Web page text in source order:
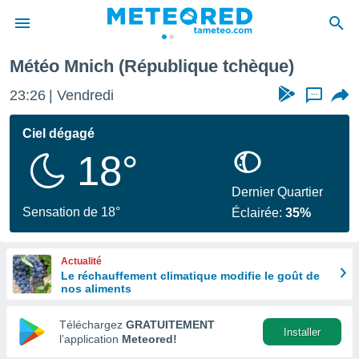
de
en
Météo Mnich (République tchèque)
23:26 Vendredi ...
Ciel dégagé
18°
Sensation de 18°
Dernier Quartier
Éclairée:35%
Actualité
Le réchauffement climatique modifie le goût de
nos aliments
Téléchargez GRATUITEMENT
l’application Meteored!
Installer